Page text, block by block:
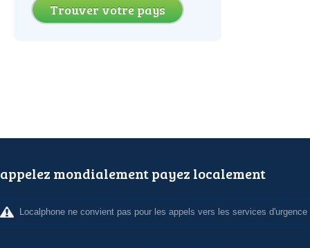
Trouver votre pays
appelez mondialement payez localement
Localphone ne convient pas pour les appels vers les services d'urgence